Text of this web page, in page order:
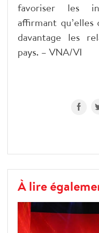
favoriser les
affirmant
davantage les
pays. – VNA/VI
À lire